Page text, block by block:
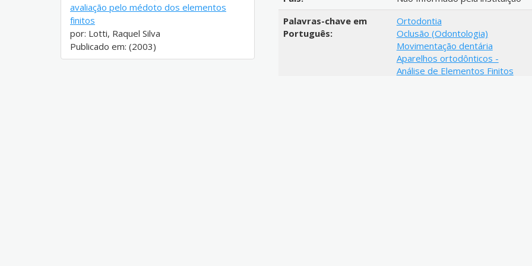
Palavras-chave em
Português:
Ortodontia
Oclusão (Odontologia)
Movimentação dentária
Aparelhos ortodônticos -
Análise de Elementos Finitos
avaliação pelo médoto dos elementos
finitos
por: Lotti, Raquel Silva
Publicado em: (2003)